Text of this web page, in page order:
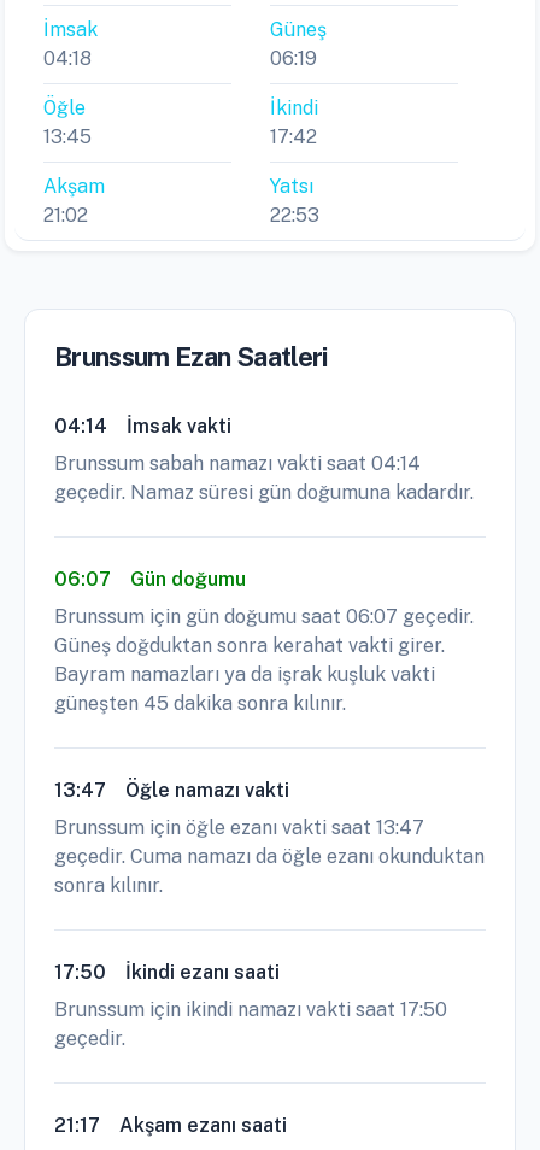
İmsak
04:18
Güneş
06:19
Öğle
13:45
İkindi
17:42
Akşam
21:02
Yatsı
22:53
Brunssum Ezan Saatleri
04:14
İmsak vakti
Brunssum sabah namazı vakti saat 04:14
geçedir. Namaz süresi gün doğumuna kadardır.
06:07
Gün doğumu
Brunssum için gün doğumu saat 06:07 geçedir.
Güneş doğduktan sonra kerahat vakti girer.
Bayram namazları ya da işrak kuşluk vakti
güneşten 45 dakika sonra kılınır.
13:47
Öğle namazı vakti
Brunssum için öğle ezanı vakti saat 13:47
geçedir. Cuma namazı da öğle ezanı okunduktan
sonra kılınır.
17:50
İkindi ezanı saati
Brunssum için ikindi namazı vakti saat 17:50
geçedir.
21:17
Akşam ezanı saati